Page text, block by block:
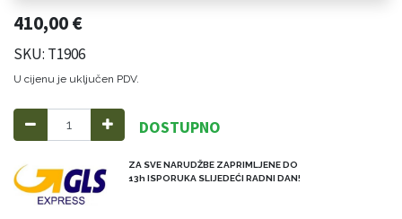
410,00€
SKU: T1906
U cijenu je uključen PDV.
DOSTUPNO
ZA SVE NARUDŽBE ZAPRIMLJENE DO
13h ISPORUKA SLIJEDEĆI RADNI DAN!